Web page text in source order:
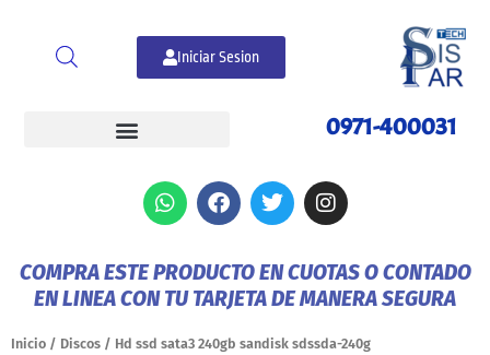
contenido
Iniciar Sesion
0971-400031
W
h
s
a
p
F
a
b
o
k
T
w
t
e
I
n
a
g
a
COMPRA ESTE PRODUCTO EN CUOTAS O CONTADO
EN LINEA CON TU TARJETA DE MANERA SEGURA
Inicio / Discos / Hd ssd sata3 240gb sandisk sdssda-240g